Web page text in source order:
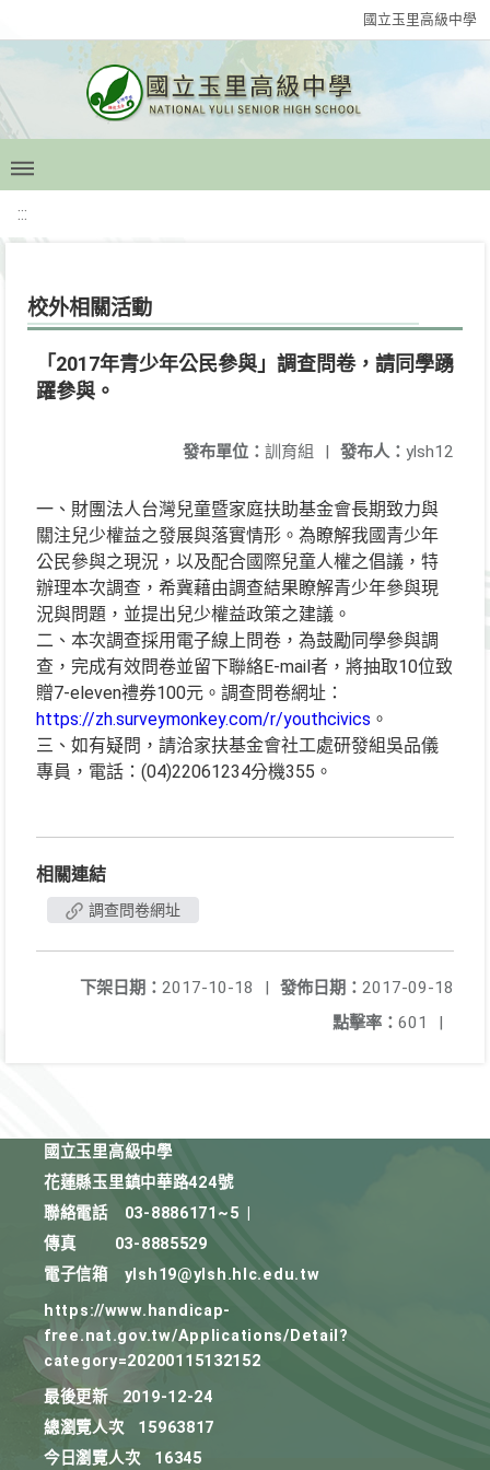
國立玉里高級中學
:::
校外相關活動
「2017年青少年公民參與」調查問卷，請同學踴
躍參與。
發布人： ylsh12
發布單位： 訓育組 |
一、財團法人台灣兒童暨家庭扶助基金會長期致力與
關注兒少權益之發展與落實情形。為瞭解我國青少年
公民參與之現況，以及配合國際兒童人權之倡議，特
辦理本次調查，希冀藉由調查結果瞭解青少年參與現
況與問題，並提出兒少權益政策之建議。
二、本次調查採用電子線上問卷，為鼓勵同學參與調
查，完成有效問卷並留下聯絡E-mail者，將抽取10位致
贈7-eleven禮券100元。調查問卷網址：
https://zh.surveymonkey.com/r/youthcivics 。
三、如有疑問，請洽家扶基金會社工處研發組吳品儀
專員，電話：(04)22061234分機355。
相關連結
調查問卷網址
發佈日期： 2017-09-18
下架日期： 2017-10-18
|
點擊率： 601 |
國立玉里高級中學
花蓮縣玉里鎮中華路424號
聯絡電話
03-8886171~5
傳真
03-8885529
電子信箱
ylsh19@ylsh.hlc.edu.tw
https://www.handicap-
free.nat.gov.tw/Applications/Detail?
category=20200115132152
最後更新
2019-12-24
總瀏覽人次
15963817
今日瀏覽人次
16345